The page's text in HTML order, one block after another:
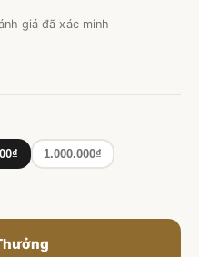
giá đã xác minh
1.000.000₫